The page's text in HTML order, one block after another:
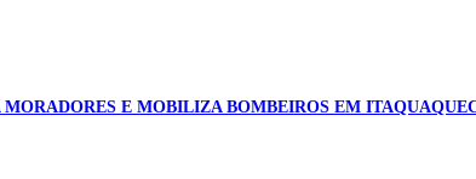
E MOBILIZA BOMBEIROS EM